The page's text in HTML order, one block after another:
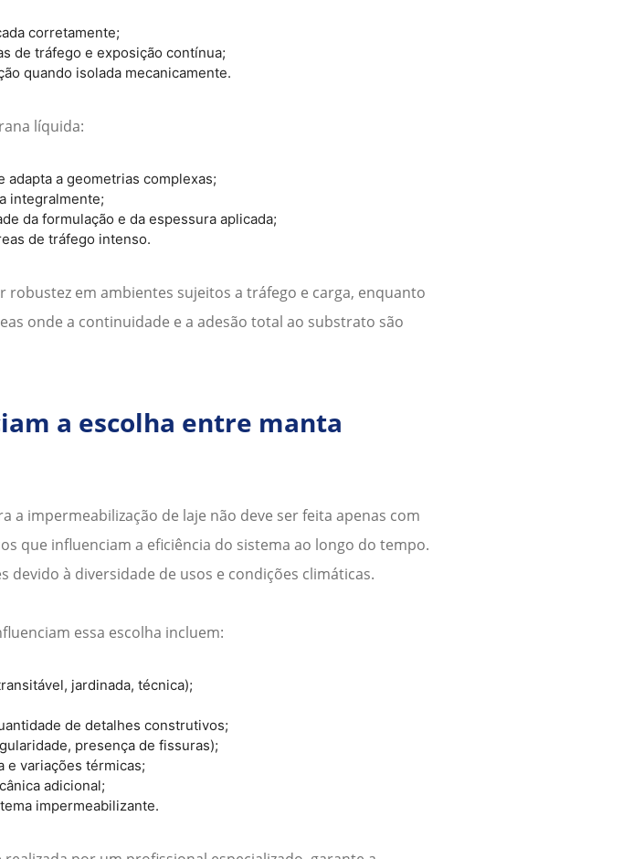
corretamente;
de tráfego e exposição contínua;
quando isolada mecanicamente.
líquida:
adapta a geometrias complexas;
integralmente;
da formulação e da espessura aplicada;
de tráfego intenso.
em ambientes sujeitos a tráfego e carga, enquanto
onde a continuidade e a adesão total ao substrato são
a escolha entre manta
a impermeabilização de laje não deve ser feita apenas com
que influenciam a eficiência do sistema ao longo do tempo.
devido à diversidade de usos e condições climáticas.
essa escolha incluem:
jardinada, técnica);
de detalhes construtivos;
presença de fissuras);
e variações térmicas;
adicional;
impermeabilizante.